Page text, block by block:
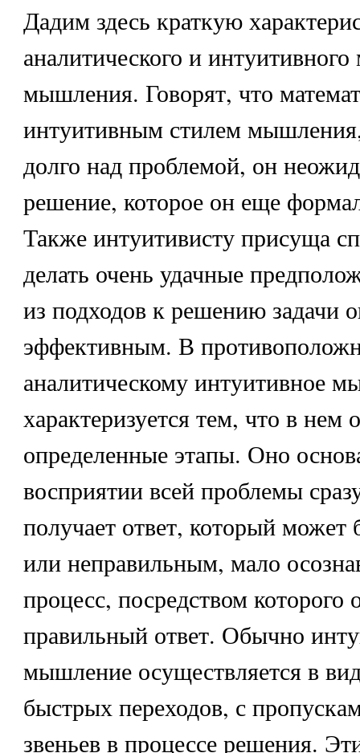
Дадим здесь краткую
аналитического и интуитивного
мышления. Говорят, что
интуитивным стилем мышления,
долго над проблемой, он
решение, которое он еще
Также интуитивисту присуща
делать очень удачные
из подходов к решению задачи
эффективным. В
аналитическому интуитивное
характеризуется тем, что в нем
определенные этапы. Оно
восприятии всей проблемы
получает ответ, который
или неправильным, мало
процесс, посредством которого
правильный ответ. Обычно
мышление осуществляется в
быстрых переходов, с
звеньев в процессе решения.